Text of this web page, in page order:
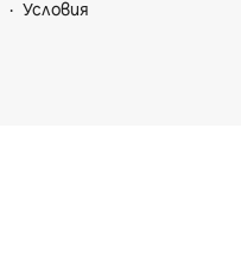
Условия